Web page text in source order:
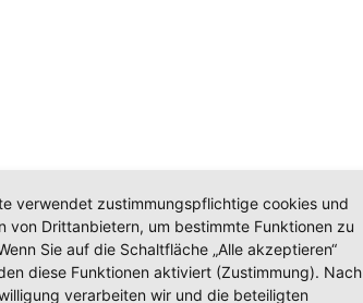
verwendet zustimmungspflichtige cookies und
von Drittanbietern, um bestimmte Funktionen zu
Sie auf die Schaltfläche „Alle akzeptieren“
diese Funktionen aktiviert (Zustimmung). Nach
verarbeiten wir und die beteiligten